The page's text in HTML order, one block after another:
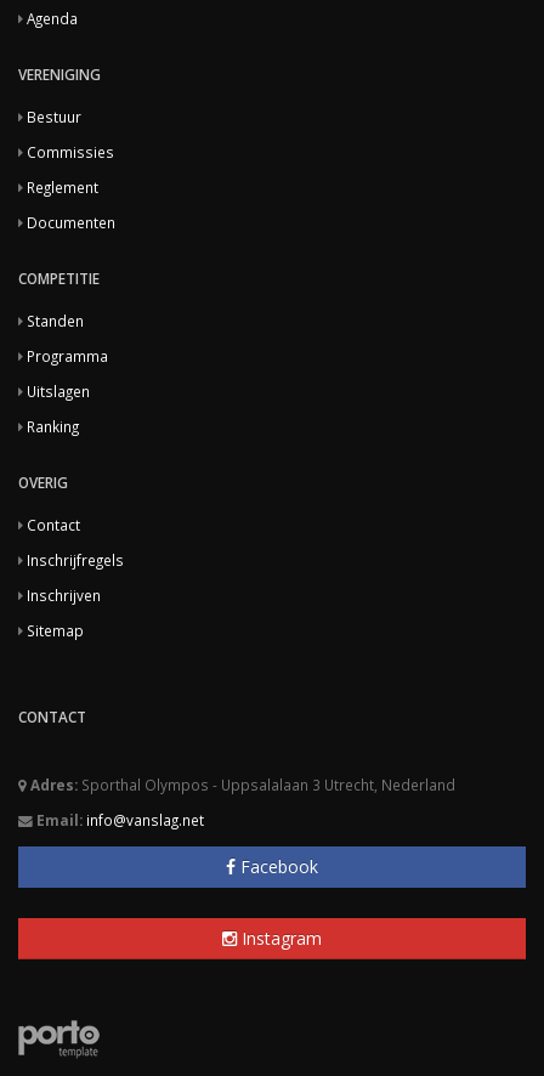
Agenda
VERENIGING
Bestuur
Commissies
Reglement
Documenten
COMPETITIE
Standen
Programma
Uitslagen
Ranking
OVERIG
Contact
Inschrijfregels
Inschrijven
Sitemap
CONTACT
Adres: Sporthal Olympos - Uppsalalaan 3 Utrecht, Nederland
Email: info@vanslag.net
Facebook
Instagram